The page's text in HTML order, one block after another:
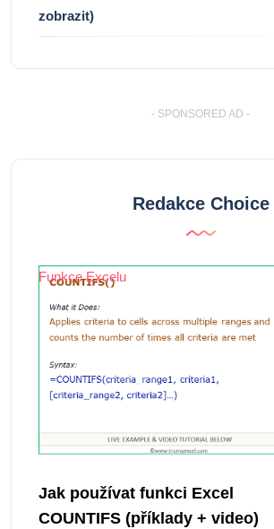
zobrazit)
- SPONSORED AD -
Redakce Choice
Funkce Excelu
Jak používat funkci Excel
COUNTIFS (příklady + video)